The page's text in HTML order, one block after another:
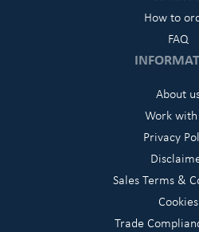
How to
FAQ
About
Work
Privacy
Sales Terms &
Cookies
Trade